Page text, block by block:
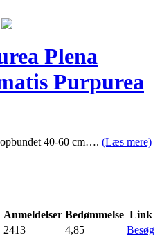
Plena
Purpurea
40-60 cm…. (Læs mere)
Anmeldelser Bedømmelse Link
2413 4,85
Besøg